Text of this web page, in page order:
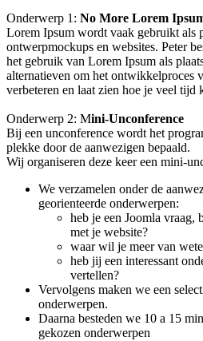
Onderwerp 1: No More Lorem
Lorem Ipsum wordt vaak gebruikt als
ontwerpmockups en websites. Peter
het gebruik van Lorem Ipsum als
alternatieven om het ontwikkelproces
verbeteren en laat zien hoe je veel tijd
Onderwerp 2: Mini-Unconference
Bij een unconference wordt het
plekke door de aanwezigen bepaald.
Wij organiseren deze keer een mini-
We verzamelen onder de
georienteerde onderwerpen:
heb je een Joomla vraag,
met je website?
waar wil je meer van
heb jij een interessant
vertellen?
Vervolgens maken we een
onderwerpen.
Daarna besteden we 10 a 15
gekozen onderwerpen